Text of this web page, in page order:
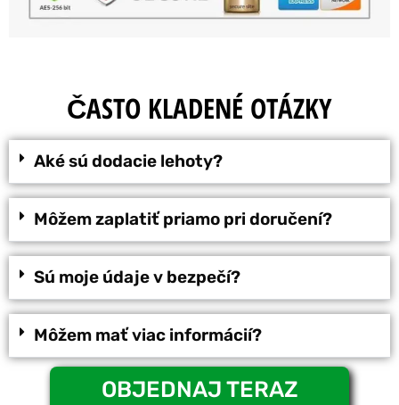
ČASTO KLADENÉ OTÁZKY
Aké sú dodacie lehoty?
Môžem zaplatiť priamo pri doručení?
Sú moje údaje v bezpečí?
Môžem mať viac informácií?
OBJEDNAJ TERAZ